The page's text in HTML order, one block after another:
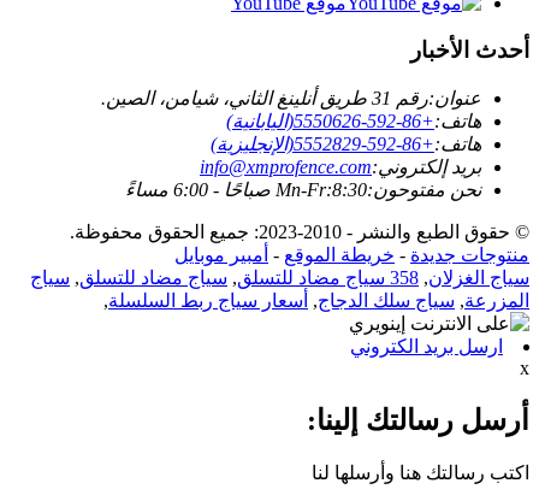
أحدث الأخبار
عنوان:رقم 31 طريق أنلينغ الثاني، شيامن، الصين.
هاتف:+86-592-5550626(اليابانية)
هاتف:+86-592-5552829(الإنجليزية)
بريد إلكتروني:info@xmprofence.com
نحن مفتوحون:Mn-Fr:8:30 صباحًا - 6:00 مساءً
© حقوق الطبع والنشر - 2010-2023: جميع الحقوق محفوظة.
منتوجات جديدة - خريطة الموقع - أمبير موبايل
سياج الغزلان, 358 سياج مضاد للتسلق , سياج مضاد للتسلق, سياج
المزرعة, سياج سلك الدجاج, أسعار سياج ربط السلسلة,
ارسل بريد الكتروني
x
أرسل رسالتك إلينا:
اكتب رسالتك هنا وأرسلها لنا